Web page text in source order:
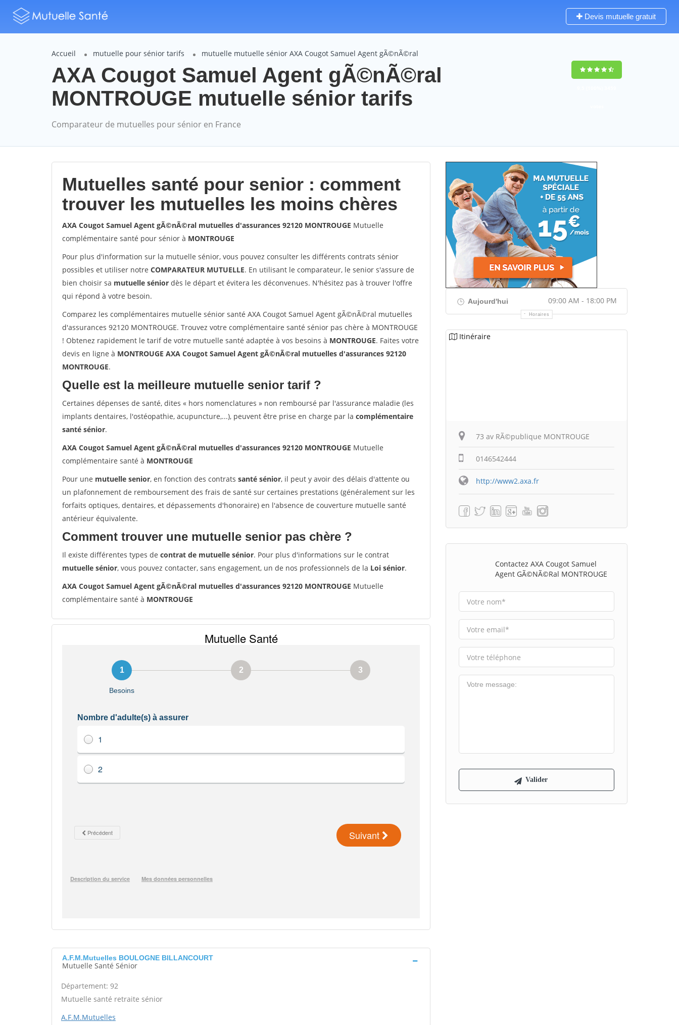
Devis mutuelle gratuit
Accueil mutuelle pour sénior tarifs mutuelle mutuelle sénior AXA Cougot Samuel Agent gÃ©nÃ©ral
AXA Cougot Samuel Agent gÃ©nÃ©ral
MONTROUGE mutuelle sénior tarifs
Comparateur de mutuelles pour sénior en France
Mutuelles santé pour senior : comment
trouver les mutuelles les moins chères
AXA Cougot Samuel Agent gÃ©nÃ©ral mutuelles d'assurances 92120 MONTROUGE Mutuelle
complémentaire santé pour sénior à MONTROUGE
Pour plus d'information sur la mutuelle sénior, vous pouvez consulter les différents contrats sénior
possibles et utiliser notre COMPARATEUR MUTUELLE. En utilisant le comparateur, le senior s'assure de
bien choisir sa mutuelle sénior dès le départ et évitera les déconvenues. N'hésitez pas à trouver l'offre
qui répond à votre besoin.
Comparez les complémentaires mutuelle sénior santé AXA Cougot Samuel Agent gÃ©nÃ©ral mutuelles
d'assurances 92120 MONTROUGE. Trouvez votre complémentaire santé sénior pas chère à MONTROUGE
! Obtenez rapidement le tarif de votre mutuelle santé adaptée à vos besoins à MONTROUGE. Faites votre
devis en ligne à MONTROUGE AXA Cougot Samuel Agent gÃ©nÃ©ral mutuelles d'assurances 92120
MONTROUGE.
Quelle est la meilleure mutuelle senior tarif ?
Certaines dépenses de santé, dites « hors nomenclatures » non remboursé par l'assurance maladie (les
implants dentaires, l'ostéopathie, acupuncture,...), peuvent être prise en charge par la complémentaire
santé sénior.
AXA Cougot Samuel Agent gÃ©nÃ©ral mutuelles d'assurances 92120 MONTROUGE Mutuelle
complémentaire santé à MONTROUGE
Pour une mutuelle senior, en fonction des contrats santé sénior, il peut y avoir des délais d'attente ou
un plafonnement de remboursement des frais de santé sur certaines prestations (généralement sur les
forfaits optiques, dentaires, et dépassements d'honoraire) en l'absence de couverture mutuelle santé
antérieur équivalente.
Comment trouver une mutuelle senior pas chère ?
Il existe différentes types de contrat de mutuelle sénior. Pour plus d'informations sur le contrat
mutuelle sénior, vous pouvez contacter, sans engagement, un de nos professionnels de la Loi sénior.
AXA Cougot Samuel Agent gÃ©nÃ©ral mutuelles d'assurances 92120 MONTROUGE Mutuelle
complémentaire santé à MONTROUGE
A.F.M.Mutuelles BOULOGNE BILLANCOURT
Mutuelle Santé Sénior
Département: 92
Mutuelle santé retraite sénior
A.F.M.Mutuelles
Aujourd'hui 09:00 AM - 18:00 PM
Horaires
Itinéraire
73 av RÃ©publique MONTROUGE
0146542444
http://www2.axa.fr
Contactez AXA Cougot Samuel
Agent GÃ©nÃ©ral MONTROUGE